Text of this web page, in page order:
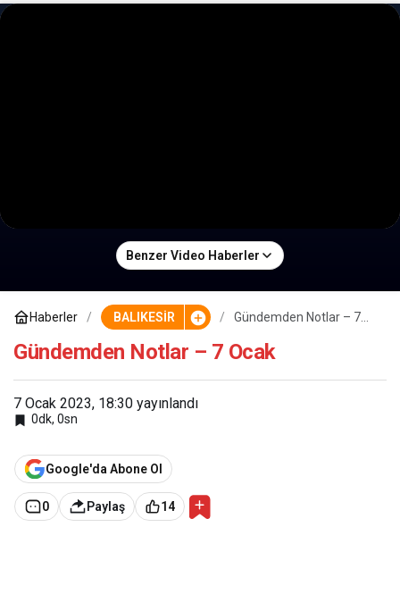
Benzer Video Haberler
Haberler BALIKESİR
Gündemden Notlar – 7
Gündemden Notlar – 7 Ocak
7 Ocak 2023, 18:30 yayınlandı
0dk, 0sn
Google'da Abone Ol
0 Paylaş 14